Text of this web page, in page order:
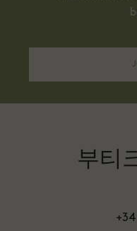
부티
+34